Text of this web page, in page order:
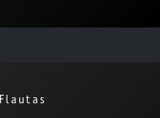
Flautas